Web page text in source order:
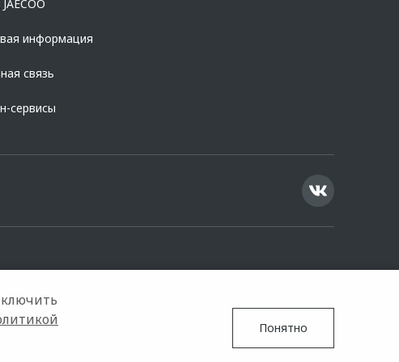
информация
связь
сервисы
Google Play App Store
Понятно